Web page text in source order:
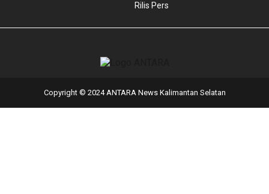
Rilis Pers
Copyright © 2024 ANTARA News Kalimantan Selatan